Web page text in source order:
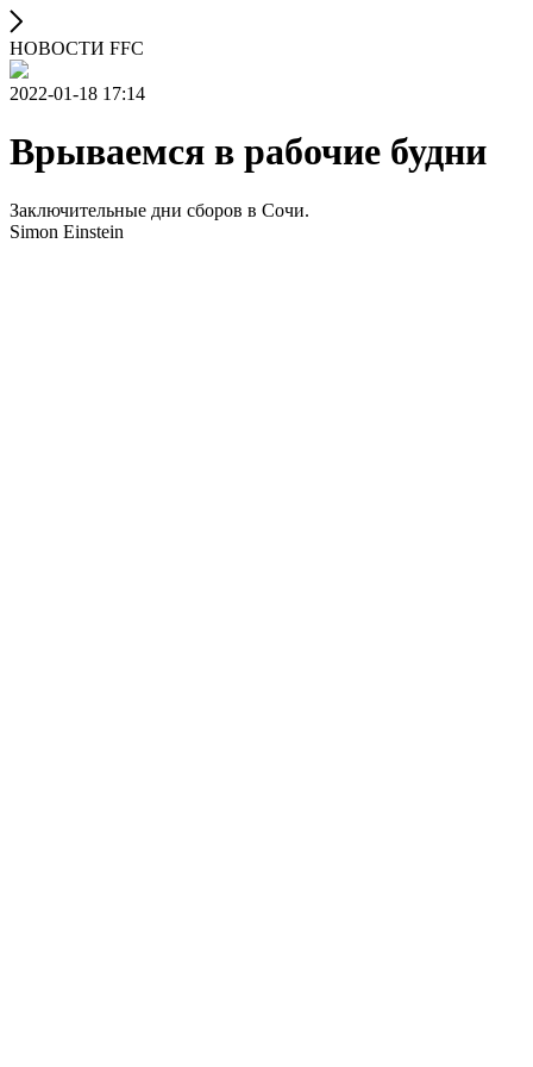
НОВОСТИ FFC
2022-01-18 17:14
Врываемся в рабочие будни
Заключительные дни сборов в Сочи.
Simon Einstein